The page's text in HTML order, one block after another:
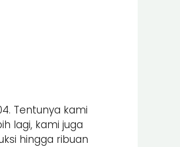
Tentunya kami
lagi, kami juga
hingga ribuan